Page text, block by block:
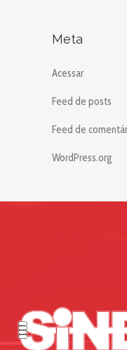
Meta
Acessar
Feed de posts
Feed de
WordPress.org